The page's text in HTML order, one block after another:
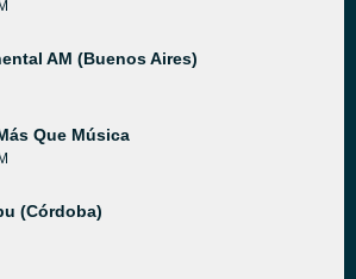
AM (Buenos Aires)
Que Música
(Córdoba)